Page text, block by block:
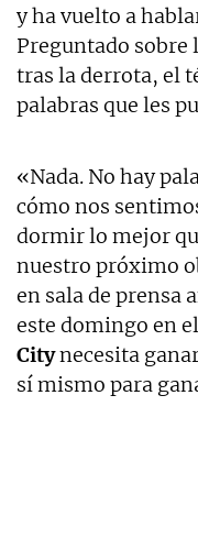
y ha vuelto a
Preguntado sobre
tras la derrota, el
palabras que les
«Nada. No hay
cómo nos
dormir lo mejor
nuestro próximo
en sala de prensa
este domingo en
Citynecesita
sí mismo para